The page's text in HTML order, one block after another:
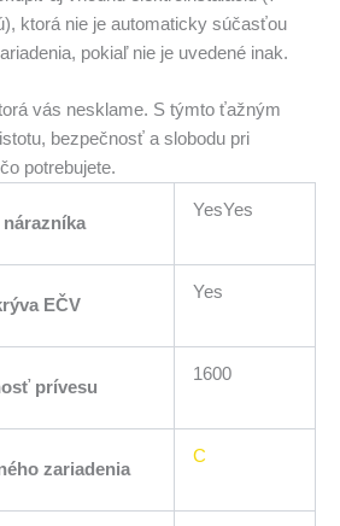
ktorá nie je automaticky súčasťou
pokiaľ nie je uvedené inak.
vás nesklame. S týmto ťažným
bezpečnosť a slobodu pri
potrebujete.
nárazníka
YesYes
EČV
Yes
prívesu
1600
zariadenia
C